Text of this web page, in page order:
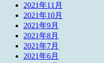
2021年11月
2021年10月
2021年9月
2021年8月
2021年7月
2021年6月